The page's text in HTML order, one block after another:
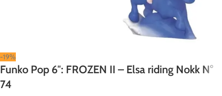
-19%
Funko Pop 6″: FROZEN II – Elsa riding Nokk N°
74